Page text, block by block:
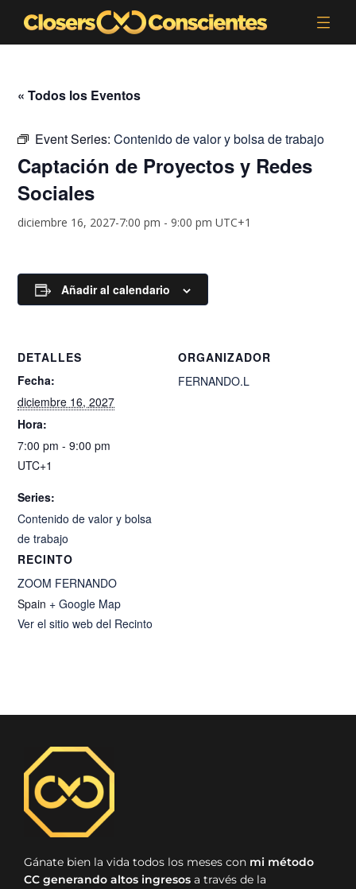
« Todos los Eventos
Event Series:Contenido de valor y bolsa de trabajo
Captación de Proyectos y Redes
Sociales
diciembre 16, 2027-7:00 pm -9:00 pm UTC+1
Añadir al calendario
DETALLES
Fecha:
diciembre 16, 2027
Hora:
7:00 pm - 9:00 pm
UTC+1
Series:
Contenido de valor y bolsa
de trabajo
RECINTO
ZOOM FERNANDO
Spain + Google Map
Ver el sitio web del Recinto
ORGANIZADOR
FERNANDO.L
Gánate bien la vida todos los meses con mi método
CC generando altos ingresos a través de la